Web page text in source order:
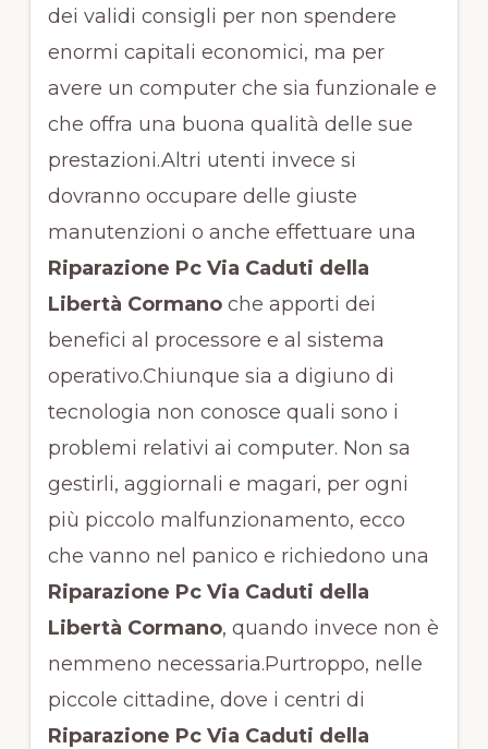
dei validi consigli per non spendere
enormi capitali economici, ma per
avere un computer che sia funzionale e
che offra una buona qualità delle sue
prestazioni.Altri utenti invece si
dovranno occupare delle giuste
manutenzioni o anche effettuare una
Riparazione Pc Via Caduti della
Libertà Cormanoche apporti dei
benefici al processore e al sistema
operativo.Chiunque sia a digiuno di
tecnologia non conosce quali sono i
problemi relativi ai computer. Non sa
gestirli, aggiornali e magari, per ogni
più piccolo malfunzionamento, ecco
che vanno nel panico e richiedono una
Riparazione Pc Via Caduti della
Libertà Cormano, quando invece non è
nemmeno necessaria.Purtroppo, nelle
piccole cittadine, dove i centri di
Riparazione Pc Via Caduti della